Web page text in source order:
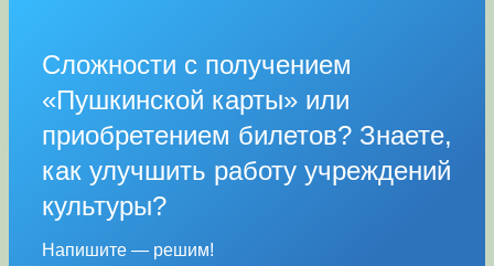
Сложности с получением
«Пушкинской карты» или
приобретением билетов? Знаете,
как улучшить работу учреждений
культуры?
Напишите — решим!